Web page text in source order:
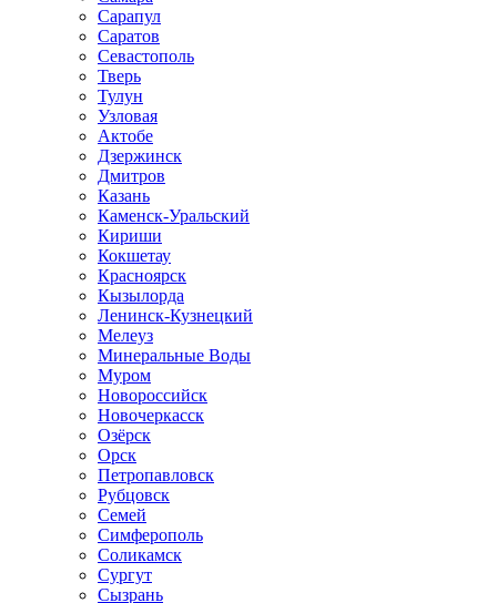
Сарапул
Саратов
Севастополь
Тверь
Тулун
Узловая
Актобе
Дзержинск
Дмитров
Казань
Каменск-Уральский
Кириши
Кокшетау
Красноярск
Кызылорда
Ленинск-Кузнецкий
Мелеуз
Минеральные Воды
Муром
Новороссийск
Новочеркасск
Озёрск
Орск
Петропавловск
Рубцовск
Семей
Симферополь
Соликамск
Сургут
Сызрань